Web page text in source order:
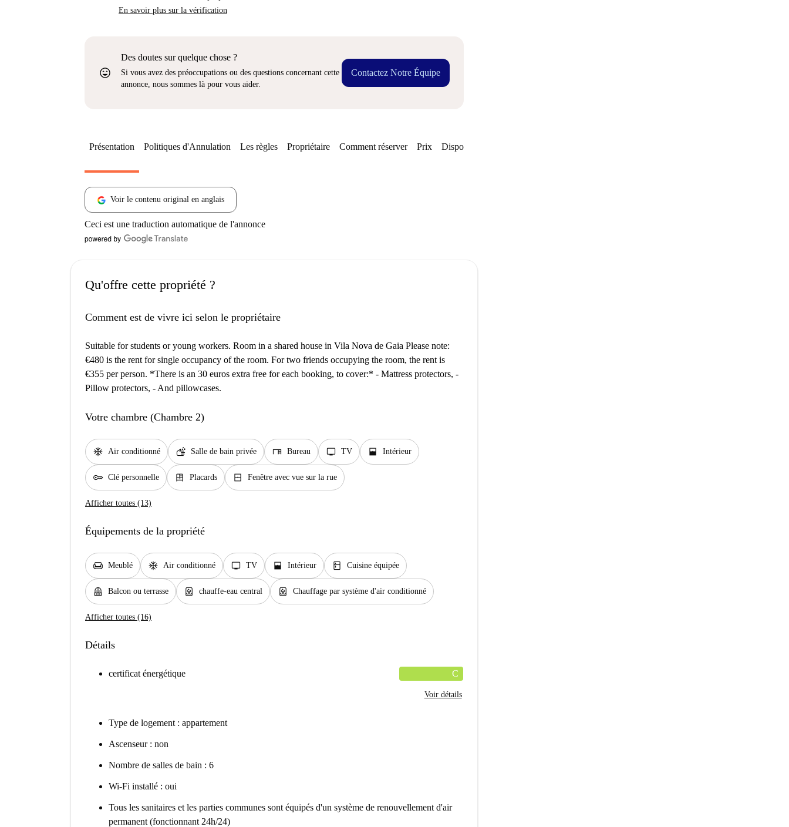
En savoir plus sur la vérification
sentiment_very_satisfied
Des doutes sur quelque chose ?
Si vous avez des préoccupations ou des questions concernant cette
annonce, nous sommes là pour vous aider.
Contactez Notre Équipe
Présentation Politiques d'Annulation Les règles Propriétaire Comment réserver Prix Disponibilités
Voir le contenu original en anglais
Ceci est une traduction automatique de l'annonce
Qu'offre cette propriété ?
Comment est de vivre ici selon le propriétaire
Suitable for students or young workers. Room in a shared house in Vila Nova de Gaia Please note:
€480 is the rent for single occupancy of the room. For two friends occupying the room, the rent is
€355 per person. *There is an 30 euros extra free for each booking, to cover:* - Mattress protectors, -
Pillow protectors, - And pillowcases.
Votre chambre (Chambre 2)
ac_unit Air conditionné soap Salle de bain privée desk Bureau tv TV window_open Intérieur
key Clé personnelle dresser Placards window_closed Fenêtre avec vue sur la rue
Afficher toutes (13)
Équipements de la propriété
chair Meublé ac_unit Air conditionné tv TV window_open Intérieur kitchen Cuisine équipée
balcony Balcon ou terrasse water_heater chauffe-eau central water_heater Chauffage par système d'air conditionné
Afficher toutes (16)
Détails
certificat énergétique C
Voir détails
Type de logement : appartement
Ascenseur : non
Nombre de salles de bain : 6
Wi-Fi installé : oui
Tous les sanitaires et les parties communes sont équipés d'un système de renouvellement d'air
permanent (fonctionnant 24h/24)